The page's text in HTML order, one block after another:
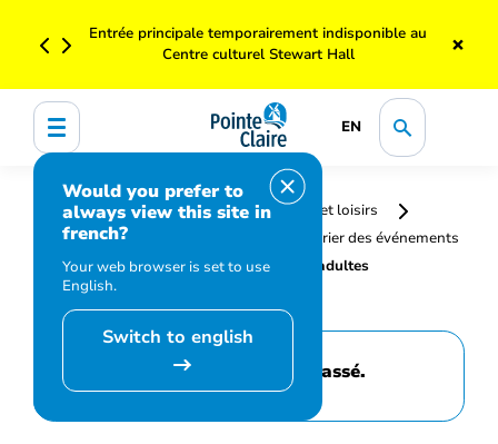
Entrée principale temporairement indisponible au
Centre culturel Stewart Hall
×
EN
Would you prefer to
always view this site in
french?
Your web browser is set to use
English.
Switch to english
Accueil
Bibliothèque, culture, sports et loisirs
Programmation et inscription
Calendrier des événements
et activités
Ukulélé en groupe pour adultes
(intermédiaire)
Cet événement est passé.